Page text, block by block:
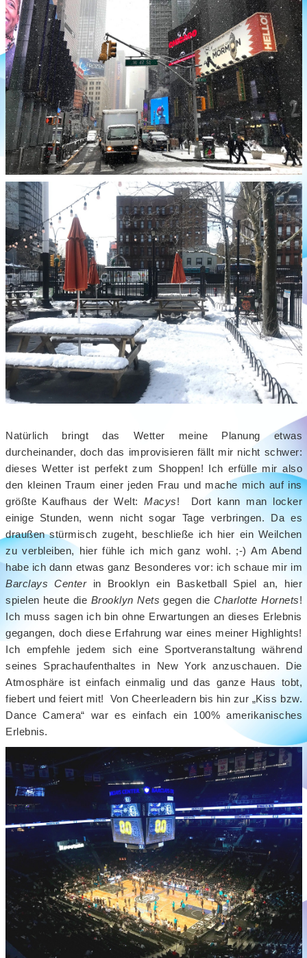
Natürlich bringt das Wetter meine Planung etwas
durcheinander, doch das improvisieren fällt mir nicht schwer:
dieses Wetter ist perfekt zum Shoppen! Ich erfülle mir also
den kleinen Traum einer jeden Frau und mache mich auf ins
größte Kaufhaus der Welt:Macys! Dort kann man locker
einige Stunden, wenn nicht sogar Tage verbringen. Da es
draußen stürmisch zugeht, beschließe ich hier ein Weilchen
zu verbleiben, hier fühle ich mich ganz wohl. ;-) Am Abend
habe ich dann etwas ganz Besonderes vor: ich schaue mir im
Barclays Center in Brooklyn ein Basketball Spiel an, hier
spielen heute die Brooklyn Nets gegen dieCharlotte Hornets!
Ich muss sagen ich bin ohne Erwartungen an dieses Erlebnis
gegangen, doch diese Erfahrung war eines meiner Highlights!
Ich empfehle jedem sich eine Sportveranstaltung während
seines Sprachaufenthaltes in New York anzuschauen. Die
Atmosphäre ist einfach einmalig und das ganze Haus tobt,
fiebert und feiert mit! Von Cheerleadern bis hin zur „Kiss bzw.
Dance Camera“ war es einfach ein 100% amerikanisches
Erlebnis.